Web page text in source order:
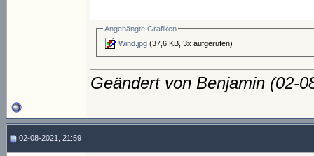
Angehängte Grafiken
Wind.jpg (37,6 KB, 3x aufgerufen)
Geändert von Benjamin (02-
02-08-2021, 21:59